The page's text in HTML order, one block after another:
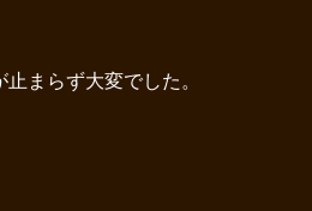
まらず大変でした。